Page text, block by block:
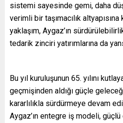
sistemi sayesinde gemi, daha
verimli bir taşımacılık
yaklaşım, Aygaz’ın
tedarik zinciri yatırımlarına da
Bu yıl kuruluşunun 65. yılını
geçmişinden aldığı güçle
kararlılıkla sürdürmeye devam
Aygaz’ın entegre iş modeli,